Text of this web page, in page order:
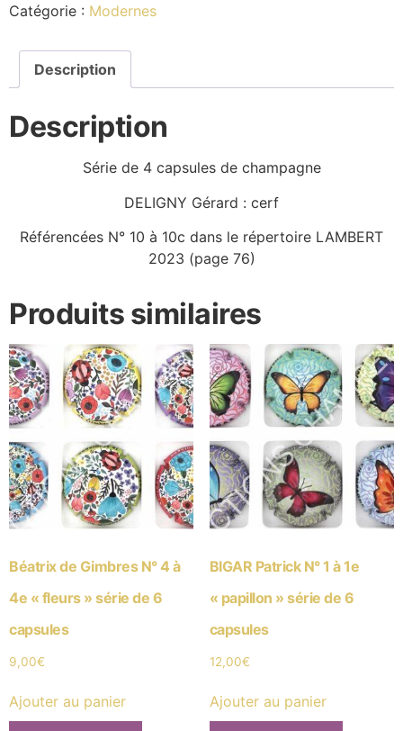
Catégorie : Modernes
Description
Description
Série de 4 capsules de champagne
DELIGNY Gérard : cerf
Référencées N° 10 à 10c dans le répertoire LAMBERT
2023 (page 76)
Produits similaires
Béatrix de Gimbres N° 4 à
4e « fleurs » série de 6
capsules
9,00€
Ajouter au panier
BIGAR Patrick N° 1 à 1e
« papillon » série de 6
capsules
12,00€
Ajouter au panier